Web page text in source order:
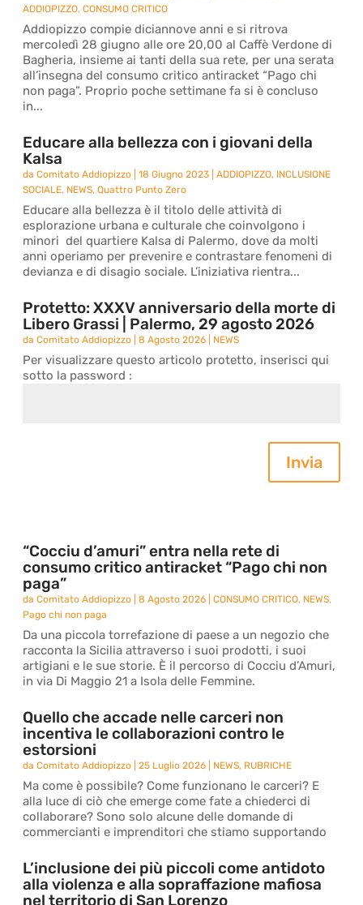
ADDIOPIZZO,CONSUMO CRITICO
Addiopizzo compie diciannove anni e si ritrova
mercoledì 28 giugno alle ore 20,00 al Caffè Verdone di
Bagheria, insieme ai tanti della sua rete, per una serata
all’insegna del consumo critico antiracket “Pago chi
non paga”. Proprio poche settimane fa si è concluso
in...
Educare alla bellezza con i giovani della
Kalsa
daComitato Addiopizzo |18 Giugno 2023 |ADDIOPIZZO, INCLUSIONE
SOCIALE, NEWS,Quattro Punto Zero
Educare alla bellezza è il titolo delle attività di
esplorazione urbana e culturale che coinvolgono i
minori del quartiere Kalsa di Palermo, dove da molti
anni operiamo per prevenire e contrastare fenomeni di
devianza e di disagio sociale. L’iniziativa rientra...
Protetto: XXXV anniversario della morte di
Libero Grassi | Palermo, 29 agosto 2026
daComitato Addiopizzo |8 Agosto 2026 NEWS
Per visualizzare questo articolo protetto, inserisci qui
sotto la password :
Invia
“Cocciu d’amuri” entra nella rete di
consumo critico antiracket “Pago chi non
paga”
daComitato Addiopizzo |8 Agosto 2026 |CONSUMO CRITICO, NEWS,
Pago chi non paga
Da una piccola torrefazione di paese a un negozio che
racconta la Sicilia attraverso i suoi prodotti, i suoi
artigiani e le sue storie. È il percorso di Cocciu d’Amuri,
in via Di Maggio 21 a Isola delle Femmine.
Quello che accade nelle carceri non
incentiva le collaborazioni contro le
estorsioni
daComitato Addiopizzo |25 Luglio 2026 NEWS, RUBRICHE
Ma come è possibile? Come funzionano le carceri? E
alla luce di ciò che emerge come fate a chiederci di
collaborare? Sono solo alcune delle domande di
commercianti e imprenditori che stiamo supportando
L’inclusione dei più piccoli come antidoto
alla violenza e alla sopraffazione mafiosa
nel territorio di San Lorenzo